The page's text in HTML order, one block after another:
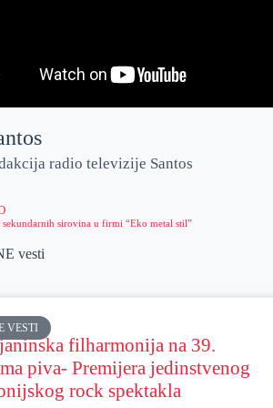
radio televizije Santos
sirovina u firmi “Eko metal stil”
vesti
VESTI
filharmonija na 39.
piva- Premijera jedinstvenog
rock spektakla